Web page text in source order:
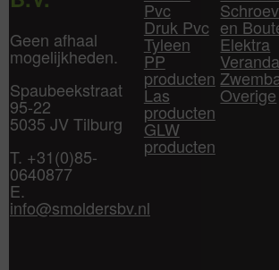
Geen afhaal
mogelijkheden.
Spaubeekstraat
95-22
5035 JV Tilburg
T. +31(0)85-
0640877
E.
info@smoldersbv.nl
Pvc
Druk Pvc
Tyleen
PP
producten
Las
producten
GLW
producten
en
Elektra
Overige